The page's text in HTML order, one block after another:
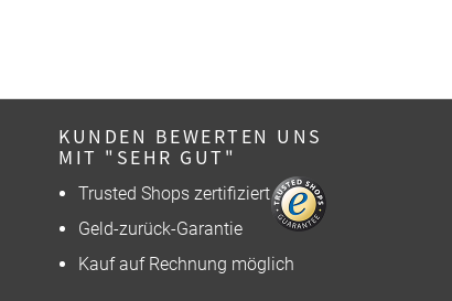
KUNDEN BEWERTEN UNS
MIT "SEHR GUT"
Trusted Shops zertifiziert
Geld-zurück-Garantie
Kauf auf Rechnung möglich